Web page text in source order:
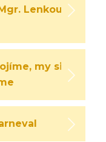
Lenkou
my si